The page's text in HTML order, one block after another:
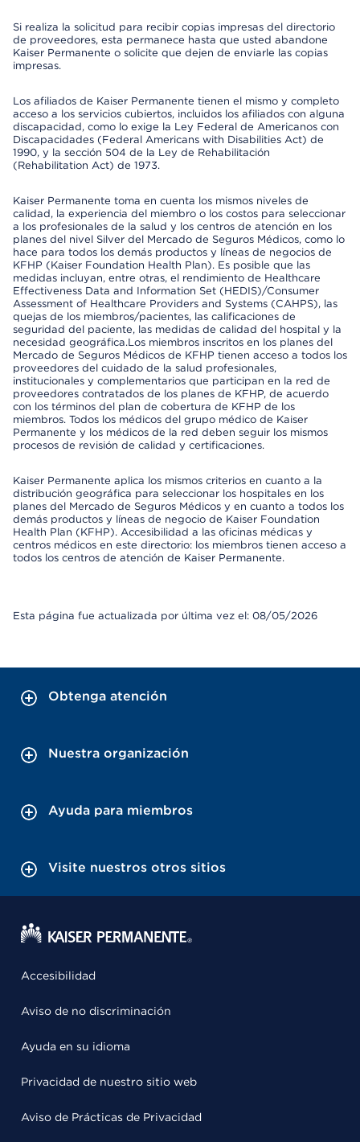
Si realiza la solicitud para recibir copias impresas del directorio
de proveedores, esta permanece hasta que usted abandone
Kaiser Permanente o solicite que dejen de enviarle las copias
impresas.
Los afiliados de Kaiser Permanente tienen el mismo y completo
acceso a los servicios cubiertos, incluidos los afiliados con alguna
discapacidad, como lo exige la Ley Federal de Americanos con
Discapacidades (Federal Americans with Disabilities Act) de
1990, y la sección 504 de la Ley de Rehabilitación
(Rehabilitation Act) de 1973.
Kaiser Permanente toma en cuenta los mismos niveles de
calidad, la experiencia del miembro o los costos para seleccionar
a los profesionales de la salud y los centros de atención en los
planes del nivel Silver del Mercado de Seguros Médicos, como lo
hace para todos los demás productos y líneas de negocios de
KFHP (Kaiser Foundation Health Plan). Es posible que las
medidas incluyan, entre otras, el rendimiento de Healthcare
Effectiveness Data and Information Set (HEDIS)/Consumer
Assessment of Healthcare Providers and Systems (CAHPS), las
quejas de los miembros/pacientes, las calificaciones de
seguridad del paciente, las medidas de calidad del hospital y la
necesidad geográfica.Los miembros inscritos en los planes del
Mercado de Seguros Médicos de KFHP tienen acceso a todos los
proveedores del cuidado de la salud profesionales,
institucionales y complementarios que participan en la red de
proveedores contratados de los planes de KFHP, de acuerdo
con los términos del plan de cobertura de KFHP de los
miembros. Todos los médicos del grupo médico de Kaiser
Permanente y los médicos de la red deben seguir los mismos
procesos de revisión de calidad y certificaciones.
Kaiser Permanente aplica los mismos criterios en cuanto a la
distribución geográfica para seleccionar los hospitales en los
planes del Mercado de Seguros Médicos y en cuanto a todos los
demás productos y líneas de negocio de Kaiser Foundation
Health Plan (KFHP). Accesibilidad a las oficinas médicas y
centros médicos en este directorio: los miembros tienen acceso a
todos los centros de atención de Kaiser Permanente.
Esta página fue actualizada por última vez el: 08/05/2026
Obtenga atención
Nuestra organización
Ayuda para miembros
Visite nuestros otros sitios
Accesibilidad
Aviso de no discriminación
Ayuda en su idioma
Privacidad de nuestro sitio web
Aviso de Prácticas de Privacidad